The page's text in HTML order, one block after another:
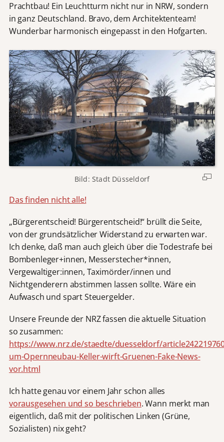
Prachtbau! Ein Leuchtturm nicht nur in NRW, sondern
in ganz Deutschland. Bravo, dem Architektenteam!
Wunderbar harmonisch eingepasst in den Hofgarten.
Bild: Stadt Düsseldorf
Das finden nicht alle!
„Bürgerentscheid! Bürgerentscheid!“ brüllt die Seite,
von der grundsätzlicher Widerstand zu erwarten war.
Ich denke, daß man auch gleich über die Todestrafe bei
Bombenleger+innen, Messerstecher*innen,
Vergewaltiger:innen, Taximörder/innen und
Nichtgenderern abstimmen lassen sollte. Wäre ein
Aufwasch und spart Steuergelder.
Unsere Freunde der NRZ fassen die aktuelle Situation
so zusammen:
https://www.nrz.de/staedte/duesseldorf/
um-Opernneubau-Keller-wirft-Gruenen-Fake-News-
vor.html
Ich hatte genau vor einem Jahr schon alles
vorausgesehen und so beschrieben. Wann merkt man
eigentlich, daß mit der politischen Linken (Grüne,
Sozialisten) nix geht?